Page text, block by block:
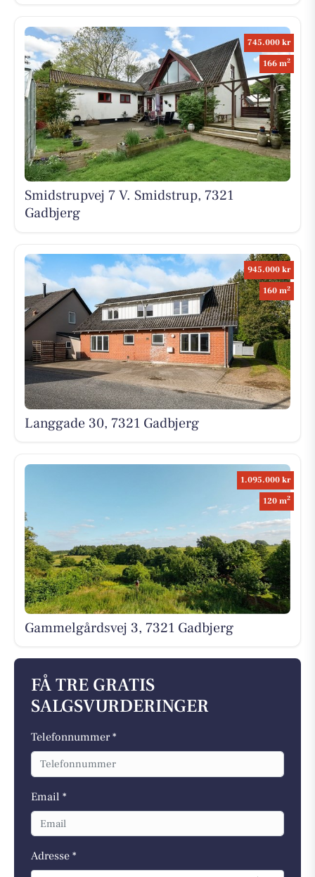
745.000 kr
166 m2
Smidstrupvej 7 V. Smidstrup, 7321
Gadbjerg
945.000 kr
160 m2
Langgade 30, 7321 Gadbjerg
1.095.000 kr
120 m2
Gammelgårdsvej 3, 7321 Gadbjerg
FÅ TRE GRATIS
SALGSVURDERINGER
Telefonnummer *
Email *
Adresse *